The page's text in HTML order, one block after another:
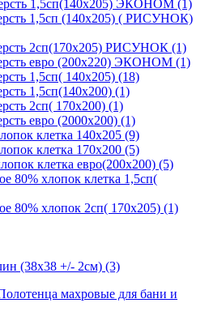
1,5сп(140х205) ЭКОНОМ (1)
1,5сп (140х205) ( РИСУНОК)
2сп(170х205) РИСУНОК (1)
евро (200х220) ЭКОНОМ (1)
1,5сп( 140х205) (18)
1,5сп(140х200) (1)
2сп( 170х200) (1)
евро (2000х200) (1)
клетка 140х205 (9)
клетка 170х200 (5)
клетка евро(200х200) (5)
80% хлопок клетка 1,5сп(
80% хлопок 2сп( 170х205) (1)
(38х38 +/- 2см) (3)
махровые для бани и